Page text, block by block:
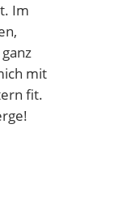
Im
mit
fit.